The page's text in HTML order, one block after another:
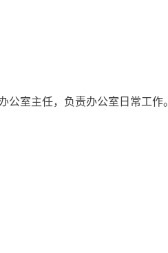
室主任，负责办公室日常工作。